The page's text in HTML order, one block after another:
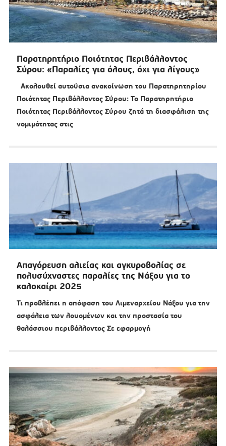
Παρατηρητήριο Ποιότητας Περιβάλλοντος
Σύρου: «Παραλίες για όλους, όχι για λίγους»
Ακολουθεί αυτούσια ανακοίνωση του Παρατηρητηρίου
Ποιότητας Περιβάλλοντος Σύρου: Το Παρατηρητήριο
Ποιότητας Περιβάλλοντος Σύρου ζητά τη διασφάλιση της
νομιμότητας στις
Απαγόρευση αλιείας και αγκυροβολίας σε
πολυσύχναστες παραλίες της Νάξου για το
καλοκαίρι 2025
Τι προβλέπει η απόφαση του Λιμεναρχείου Νάξου για την
ασφάλεια των λουομένων και την προστασία του
θαλάσσιου περιβάλλοντος Σε εφαρμογή